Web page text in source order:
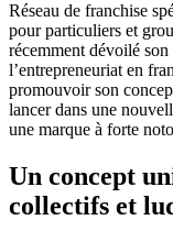
Réseau de franchise
pour particuliers et
récemment dévoilé
l’entrepreneuriat en
promouvoir son
lancer dans une
une marque à forte
Un concept
collectifs et